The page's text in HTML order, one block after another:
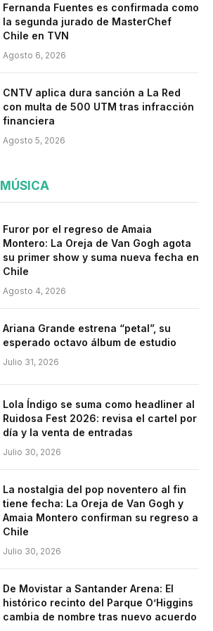
Fernanda Fuentes es confirmada como
la segunda jurado de MasterChef
Chile en TVN
Agosto 6, 2026
CNTV aplica dura sanción a La Red
con multa de 500 UTM tras infracción
financiera
Agosto 5, 2026
MÚSICA
Furor por el regreso de Amaia
Montero: La Oreja de Van Gogh agota
su primer show y suma nueva fecha en
Chile
Agosto 4, 2026
Ariana Grande estrena “petal”, su
esperado octavo álbum de estudio
Julio 31, 2026
Lola Índigo se suma como headliner al
Ruidosa Fest 2026: revisa el cartel por
día y la venta de entradas
Julio 30, 2026
La nostalgia del pop noventero al fin
tiene fecha: La Oreja de Van Gogh y
Amaia Montero confirman su regreso a
Chile
Julio 30, 2026
De Movistar a Santander Arena: El
histórico recinto del Parque O’Higgins
cambia de nombre tras nuevo acuerdo